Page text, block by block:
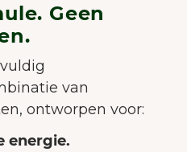
Geen
van
ontworpen voor:
energie.